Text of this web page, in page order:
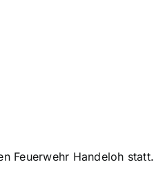
Feuerwehr Handeloh statt.